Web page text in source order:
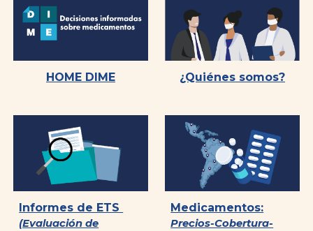
HOME DIME ¿Quiénes somos?
Informes de ETS
(Evaluación de
Medicamentos:
Precios-Cobertura-